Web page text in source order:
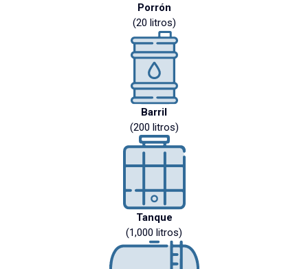
Porrón
(20 litros)
Barril
(200 litros)
Tanque
(1,000 litros)